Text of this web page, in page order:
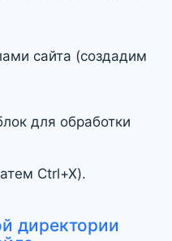
сайта (создадим
для обработки
Ctrl+X).
директории